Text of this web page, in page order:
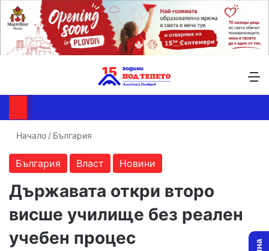
Начало / България
България Власт Новини
Държавата откри второ
висше училище без реален
учебен процес